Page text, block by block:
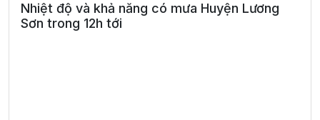
Nhiệt độ và khả năng có mưa Huyện Lương
Sơn trong 12h tới